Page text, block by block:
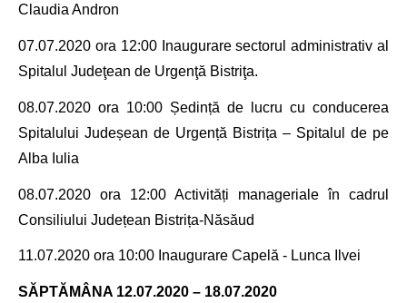
Claudia Andron
07.07.2020 ora 12:00 Inauguraresectorul administrativ al
Spitalul Judeţean de Urgenţă Bistriţa.
08.07.2020 ora 10:00 Ședință de lucru cu conducerea
Spitalului Judeșean de Urgență Bistrița – Spitalul de pe
Alba Iulia
08.07.2020 ora 12:00 Activități manageriale în cadrul
Consiliului Județean Bistrița-Năsăud
11.07.2020 ora 10:00 Inaugurare Capelă - Lunca Ilvei
SĂPTĂMÂNA 12.07.2020 – 18.07.2020